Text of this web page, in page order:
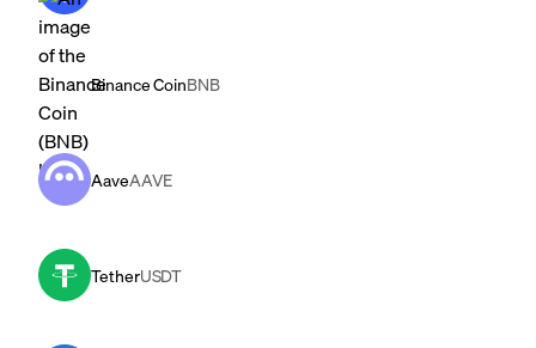
Binance CoinBNB
AaveAAVE
TetherUSDT